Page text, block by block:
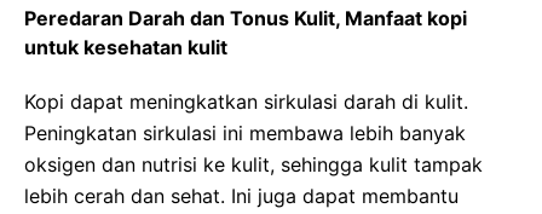
Peredaran Darah dan Tonus Kulit, Manfaat kopi
untuk kesehatan kulit
Kopi dapat meningkatkan sirkulasi darah di kulit.
Peningkatan sirkulasi ini membawa lebih banyak
oksigen dan nutrisi ke kulit, sehingga kulit tampak
lebih cerah dan sehat. Ini juga dapat membantu